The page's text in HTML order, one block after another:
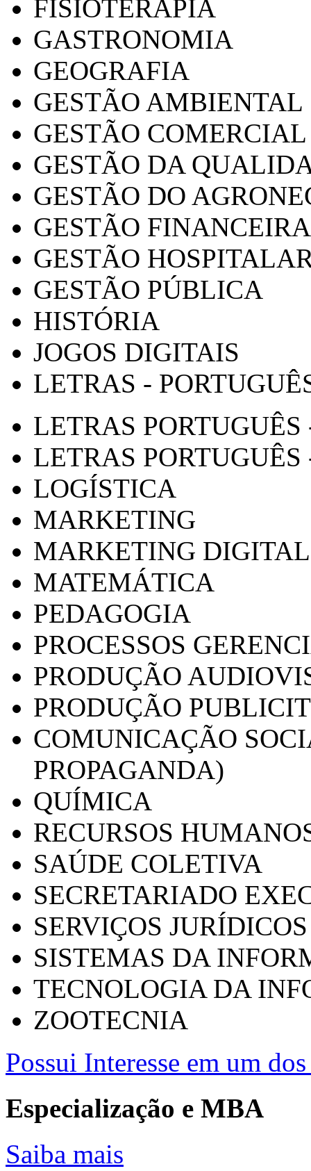
FISIOTERAPIA
GASTRONOMIA
GEOGRAFIA
GESTÃO AMBIENTAL
GESTÃO COMERCIAL
GESTÃO DA
GESTÃO DO
GESTÃO FINANCEIRA
GESTÃO
GESTÃO PÚBLICA
HISTÓRIA
JOGOS DIGITAIS
LETRAS -
LETRAS
LETRAS PORTUGUÊS
LOGÍSTICA
MARKETING
MARKETING DIGITAL
MATEMÁTICA
PEDAGOGIA
PROCESSOS
PRODUÇÃO
PRODUÇÃO
COMUNICAÇÃO
PROPAGANDA)
QUÍMICA
RECURSOS
SAÚDE COLETIVA
SECRETARIADO
SERVIÇOS
SISTEMAS DA
TECNOLOGIA DA
ZOOTECNIA
Possui Interesse em um
Especialização e MBA
Saiba mais